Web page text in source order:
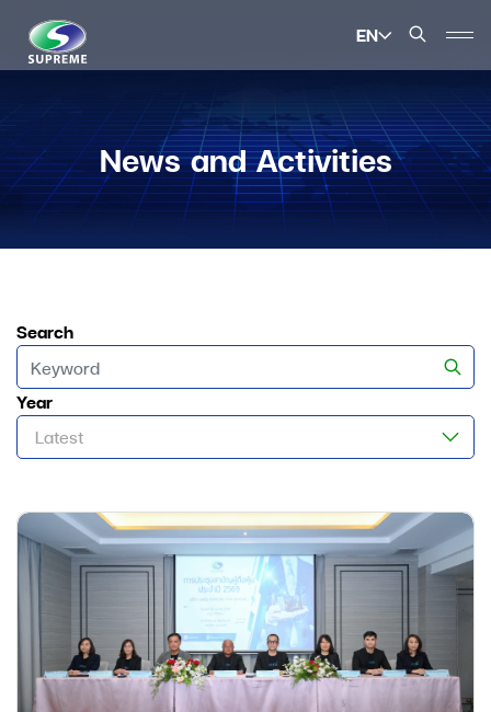
EN
SITE SEARCH
Enhanced by
News and Activities
Search
Year
Latest